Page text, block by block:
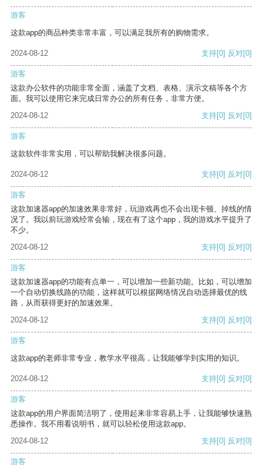
游客
这款app的商品种类非常丰富，可以满足我所有的购物需求。
2024-08-12 支持[0] 反对[0]
游客
这款办公软件的功能非常全面，涵盖了文档、表格、演示文稿等各个方
面。我可以使用它来完成日常办公的所有任务，非常方便。
2024-08-12
支持[0] 反对[0]
游客
这款软件非常实用，可以帮助我解决很多问题。
2024-08-12 支持[0] 反对[0]
游客
这款加速器app的加速效果非常好，玩游戏再也不会出现卡顿、掉线的情
况了。我以前玩游戏经常会输，现在有了这个app，我的游戏水平提升了
不少。
2024-08-12
支持[0] 反对[0]
游客
这款加速器app的功能有点单一，可以增加一些新功能。比如，可以增加
一个自动切换线路的功能，这样就可以根据网络情况自动选择最优的线
路，从而获得更好的加速效果。
2024-08-12
支持[0] 反对[0]
游客
这款app的老师非常专业，教学水平很高，让我能够学到实用的知识。
2024-08-12 支持[0] 反对[0]
游客
这款app的用户界面简洁明了，使用起来非常容易上手，让我能够快速熟
悉操作。我不用看说明书，就可以轻松使用这款app。
2024-08-12
支持[0] 反对[0]
游客